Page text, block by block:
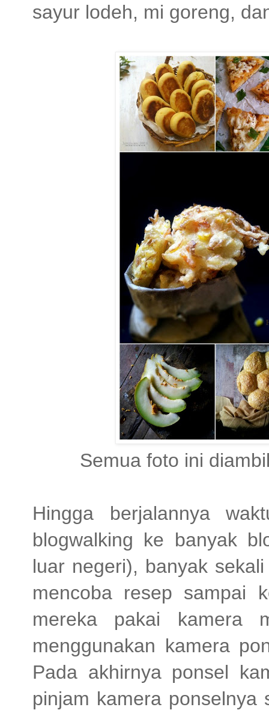
sayur lodeh, mi goreng,
Semua foto ini
Hingga berjalannya
blogwalking ke banyak
luar negeri), banyak
mencoba resep sampai
mereka pakai kamera
menggunakan kamera
Pada akhirnya ponsel
pinjam kamera ponselnya